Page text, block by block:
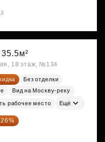
35.5м²
18 этаж, №134
Без отделки
Вид на Москву-реку
рабочее место Ещё